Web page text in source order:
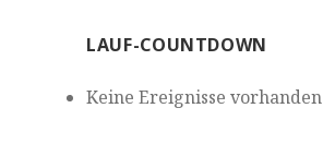
LAUF-COUNTDOWN
Keine Ereignisse vorhanden